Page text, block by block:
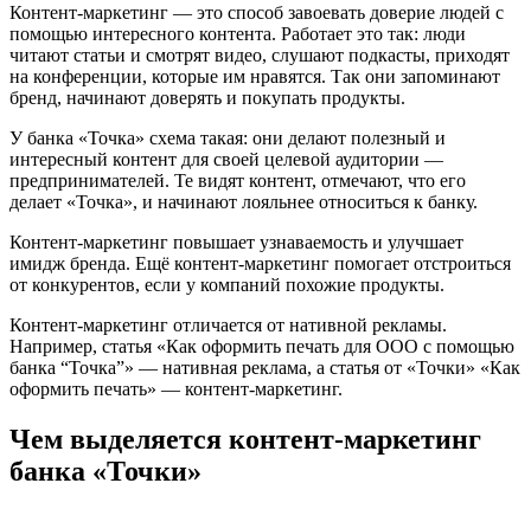
Контент-маркетинг — это способ завоевать доверие людей с
помощью интересного контента. Работает это так: люди
читают статьи и смотрят видео, слушают подкасты, приходят
на конференции, которые им нравятся. Так они запоминают
бренд, начинают доверять и покупать продукты.
У банка «Точка» схема такая: они делают полезный и
интересный контент для своей целевой аудитории —
предпринимателей. Те видят контент, отмечают, что его
делает «Точка», и начинают лояльнее относиться к банку.
Контент-маркетинг повышает узнаваемость и улучшает
имидж бренда. Ещё контент-маркетинг помогает отстроиться
от конкурентов, если у компаний похожие продукты.
Контент-маркетинг отличается от нативной рекламы.
Например, статья «Как оформить печать для ООО с помощью
банка “Точка”» — нативная реклама, а статья от «Точки» «Как
оформить печать» — контент-маркетинг.
Чем выделяется контент-маркетинг
банка «Точки»